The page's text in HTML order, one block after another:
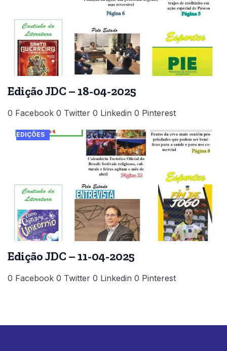
Edição JDC – 18-04-2025
0 Facebook 0 Twitter 0 Linkedin 0 Pinterest
EDIÇÕES
Edição JDC – 11-04-2025
0 Facebook 0 Twitter 0 Linkedin 0 Pinterest